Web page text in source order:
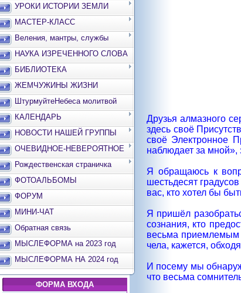
УРОКИ ИСТОРИИ ЗЕМЛИ
МАСТЕР-КЛАСС
Веления, мантры, службы
НАУКА ИЗРЕЧЕННОГО СЛОВА
БИБЛИОТЕКА
ЖЕМЧУЖИНЫ ЖИЗНИ
ШтурмуйтеНебеса молитвой
КАЛЕНДАРЬ
НОВОСТИ НАШЕЙ ГРУППЫ
ОЧЕВИДНОЕ-НЕВЕРОЯТНОЕ
Рождественская страничка
ФОТОАЛЬБОМЫ
ФОРУМ
МИНИ-ЧАТ
Обратная связь
МЫСЛЕФОРМА на 2023 год
МЫСЛЕФОРМА НА 2024 год
ФОРМА ВХОДА
Друзья алмазного
здесь своё
своё Электронное
наблюдает за мной»,
Я обращаюсь к
шестьдесят
вас, кто хотел бы
Я пришёл
сознания, кто
весьма приемлемым
чела, кажется,
И посему мы
что весьма